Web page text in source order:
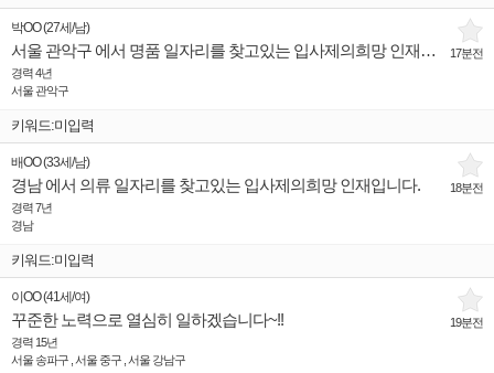
17분전
박OO(27세 /남)
서울 관악구 에서 명품 일자리를 찾고있는 입사제의희망 인재입니다.
경력 4년
서울 관악구
키워드:미입력
18분전
배OO(33세 /남)
경남 에서 의류 일자리를 찾고있는 입사제의희망 인재입니다.
경력 7년
경남
키워드:미입력
19분전
이OO(41세 /여)
꾸준한 노력으로 열심히 일하겠습니다~!!
경력 15년
서울 송파구 , 서울 중구 , 서울 강남구